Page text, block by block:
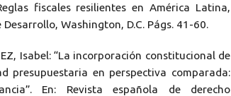
fiscales resilientes en América Latina,
Washington, D.C. Págs. 41-60.
Isabel: “La incorporación constitucional de
presupuestaria en perspectiva comparada:
En: Revista española de derecho